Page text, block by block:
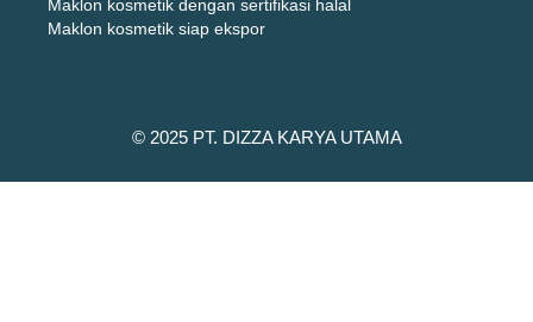
Maklon kosmetik dengan sertifikasi halal
Maklon kosmetik siap ekspor
© 2025 PT. DIZZA KARYA UTAMA